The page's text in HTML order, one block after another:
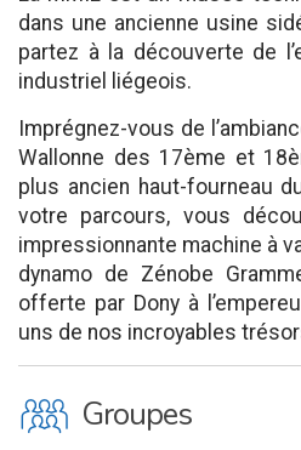
dans une ancienne usine
partez à la découverte de
industriel liégeois.
Imprégnez-vous de
Wallonne des 17ème et
plus ancien haut-fourneau
votre parcours, vous
impressionnante machine à
dynamo de Zénobe
offerte par Dony à
uns de nos incroyables
O Groupes